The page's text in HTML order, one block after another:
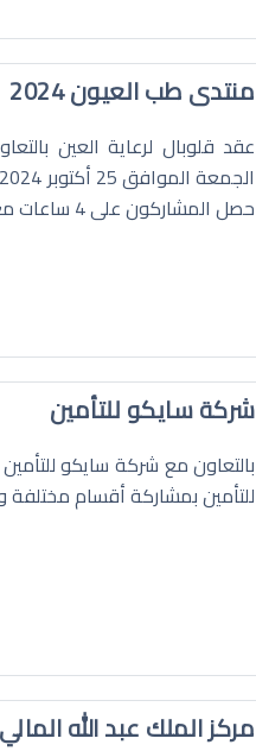
منتدى طب العيون 2024
عقد قلوبال لرعاية العين
حصل المشاركون على 4 ساعات معتمدة للتعليم الطبي المستمر (CME).
شركة سايكو للتأمين
بالتعاون مع شركة سايكو
للتأمين بمشاركة أقسام
مركز الملك عبد الله المالي